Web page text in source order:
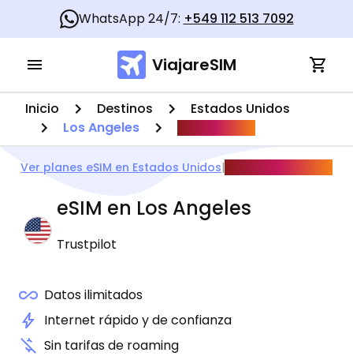
WhatsApp 24/7: +549 112 513 7092
ViajareSIM
Inicio Destinos
Estados Unidos
Los Angeles
Ver planes eSIM en Estados Unidos|
eSIM en Los Angeles
Trustpilot
Datos ilimitados
Internet rápido y de confianza
Sin tarifas de roaming